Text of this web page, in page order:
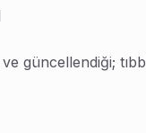
ve güncellendiği;